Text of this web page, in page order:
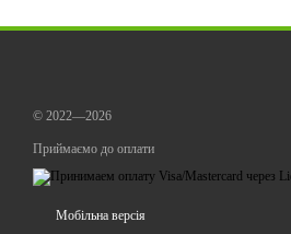
© 2022—2026
Приймаємо до оплати
Мобільна версія